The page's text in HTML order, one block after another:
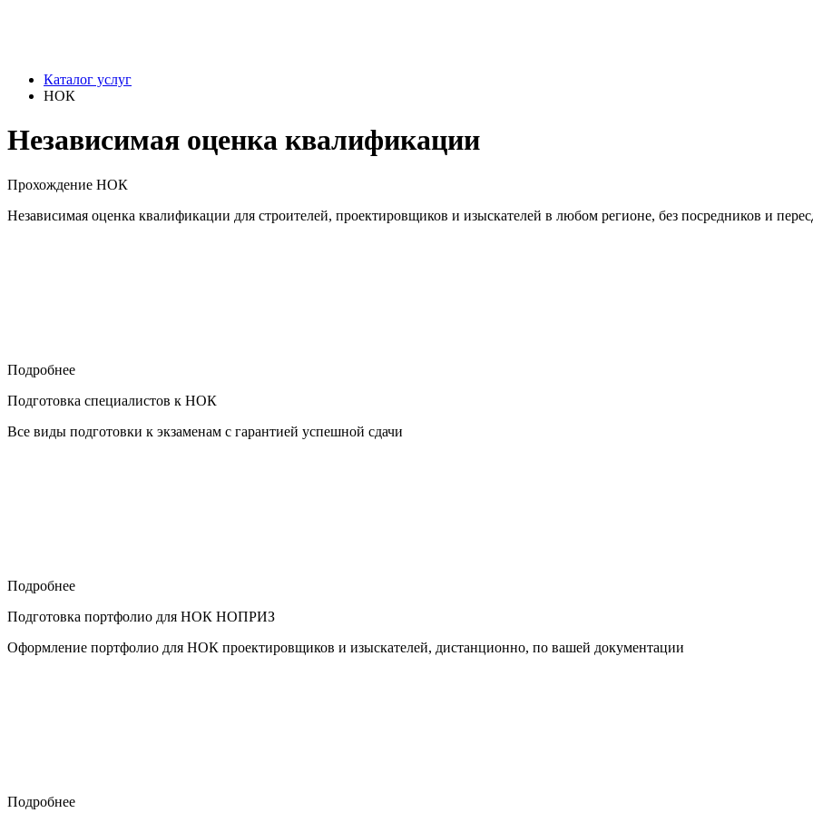
Каталог услуг
НОК
Независимая оценка квалификации
Прохождение НОК
Независимая оценка квалификации для строителей, проектировщиков и изыскателей в любом регионе, без посредников и
Подробнее
Подготовка специалистов к НОК
Все виды подготовки к экзаменам с гарантией успешной сдачи
Подробнее
Подготовка портфолио для НОК НОПРИЗ
Оформление портфолио для НОК проектировщиков и изыскателей, дистанционно, по вашей документации
Подробнее